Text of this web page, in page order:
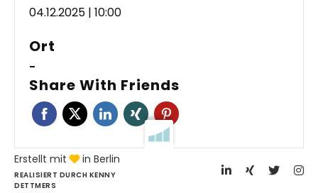
04.12.2025 | 10:00
Ort
-
Share With Friends
Erstellt mit in Berlin
REALISIERT DURCH KENNY
DETTMERS